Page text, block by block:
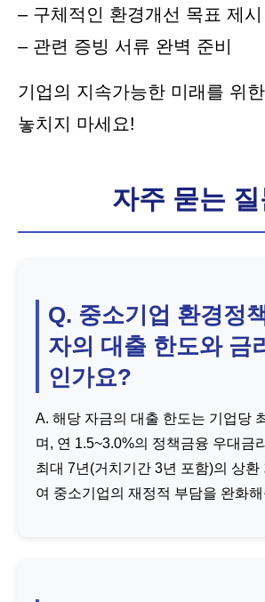
– 구체적인 환경개선 목표 제시
– 관련 증빙 서류 완벽 준비
기업의 지속가능한 미래를 위
놓치지 마세요!
자주 묻는 질
Q. 중소기업 환경정
자의 대출 한도와 금
인가요?
A. 해당 자금의 대출 한도는 기업당
며, 연 1.5~3.0%의 정책금융 우대금
최대 7년(거치기간 3년 포함)의 상환
여 중소기업의 재정적 부담을 완화